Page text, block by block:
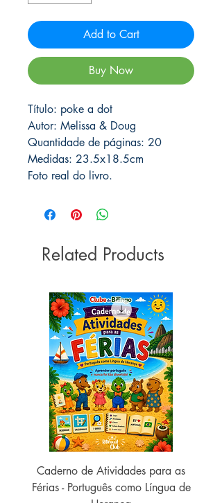
Add to Cart
Buy Now
Título: poke a dot
Autor: Melissa & Doug
Quantidade de páginas: 20
Medidas: 23.5x18.5cm
Foto real do livro.
Related Products
Caderno de Atividades para as
Férias - Português como Língua de